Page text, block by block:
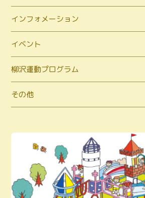
インフォメーション
イベント
柳沢運動プログラム
その他